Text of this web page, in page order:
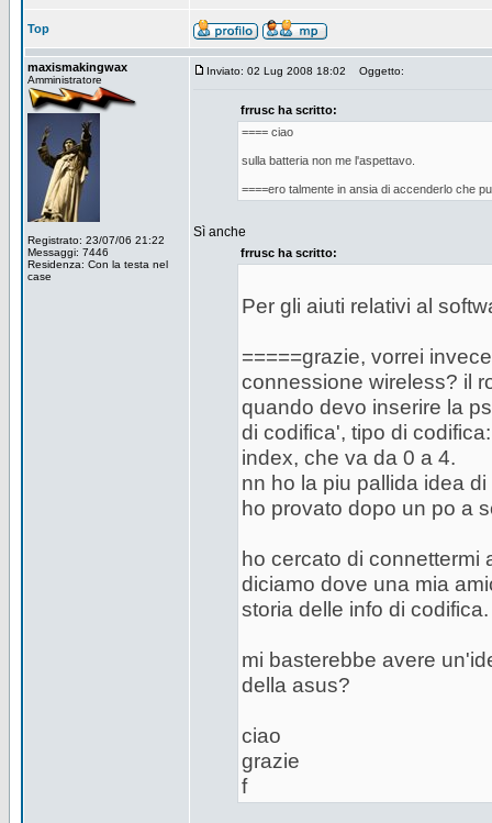
Top
maxismakingwax
Amministratore
Registrato: 23/07/06 21:22
Messaggi: 7446
Residenza: Con la testa nel
case
Inviato: 02 Lug 2008 18:02 Oggetto:
frrusc ha scritto:
==== ciao
sulla batteria non me l'aspettavo.
====ero talmente in ansia di accenderlo che
Sì anche
frrusc ha scritto:
Per gli aiuti relativi al
=====grazie, vorrei
connessione wireless? il
quando devo inserire la
di codifica', tipo di
index, che va da 0 a 4.
nn ho la piu pallida idea
ho provato dopo un po a
ho cercato di connettermi
diciamo dove una mia
storia delle info di codifica.
mi basterebbe avere
della asus?
ciao
grazie
f